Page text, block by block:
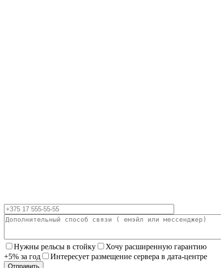
Нужны рельсы в стойку
Хочу расширенную гарантию
+5% за год
Интересует размещение сервера в дата-центре